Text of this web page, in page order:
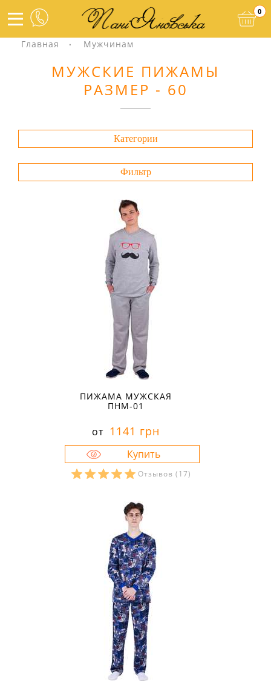
0
Главная Мужчинам
МУЖСКИЕ ПИЖАМЫ
РАЗМЕР - 60
Категории
Фильтр
ПИЖАМА МУЖСКАЯ
ПНМ-01
от 1141 грн
Отзывов (17)
60